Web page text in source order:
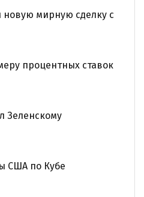
мирную сделку с
процентных ставок
Зеленскому
США по Кубе